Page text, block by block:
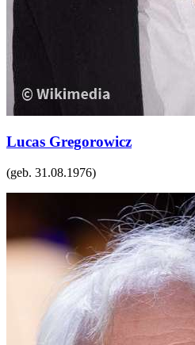
Lucas Gregorowicz
(geb. 31.08.1976)